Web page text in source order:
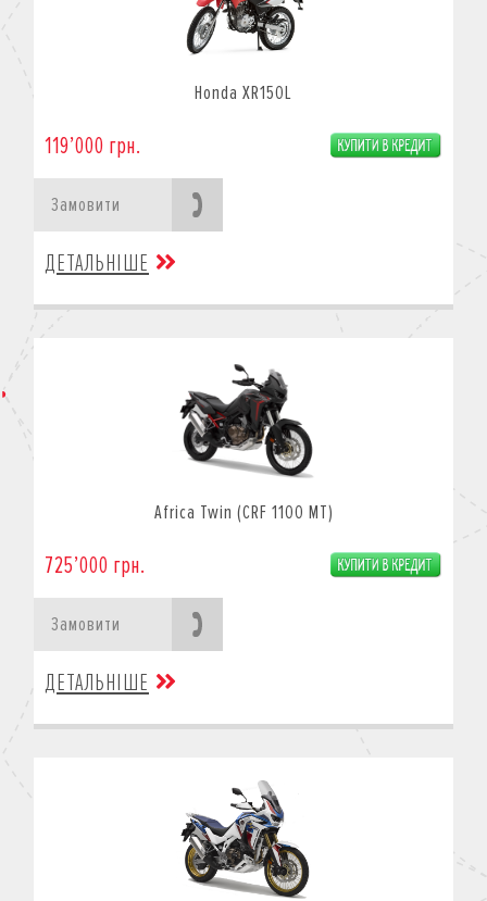
Honda XR150L
119’000 грн.
Замовити
ДЕТАЛЬНІШЕ
Africa Twin (CRF 1100 MT)
725’000 грн.
Замовити
ДЕТАЛЬНІШЕ